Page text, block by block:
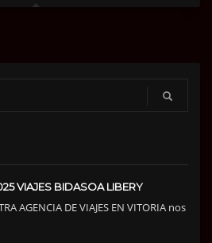
VIAJES BIDASOA LIBERY
AGENCIA DE VIAJES EN VITORIA nos